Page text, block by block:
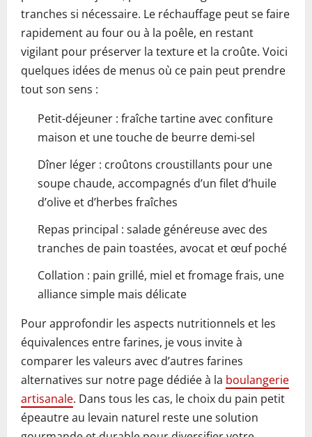
tranches si nécessaire. Le réchauffage peut se faire
rapidement au four ou à la poêle, en restant
vigilant pour préserver la texture et la croûte. Voici
quelques idées de menus où ce pain peut prendre
tout son sens :
Petit-déjeuner : fraîche tartine avec confiture
maison et une touche de beurre demi-sel
Dîner léger : croûtons croustillants pour une
soupe chaude, accompagnés d’un filet d’huile
d’olive et d’herbes fraîches
Repas principal : salade généreuse avec des
tranches de pain toastées, avocat et œuf poché
Collation : pain grillé, miel et fromage frais, une
alliance simple mais délicate
Pour approfondir les aspects nutritionnels et les
équivalences entre farines, je vous invite à
comparer les valeurs avec d’autres farines
alternatives sur notre page dédiée à la boulangerie
artisanale. Dans tous les cas, le choix du pain petit
épeautre au levain naturel reste une solution